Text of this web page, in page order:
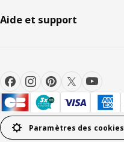
Aide et support
Paramètres des cookies